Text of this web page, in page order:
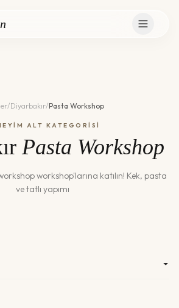
/Diyarbakır/Pasta Workshop
ALT KATEGORİSİ
Pasta Workshop
workshop'larına katılın! Kek, pasta
ve tatlı yapımı